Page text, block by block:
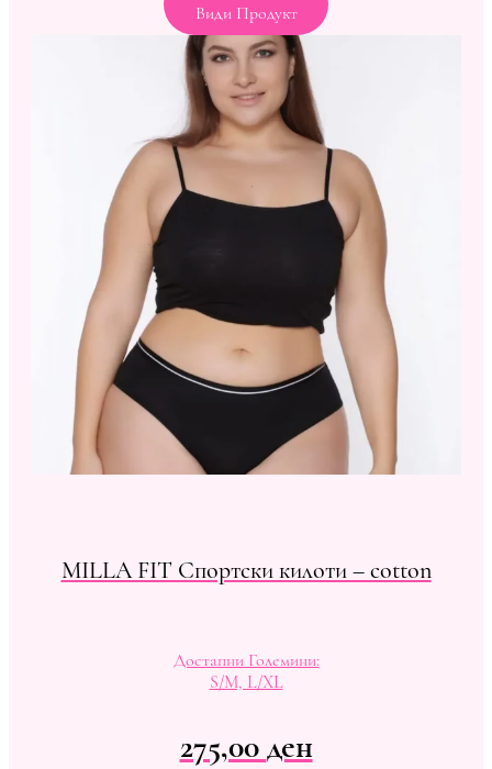
Види Продукт
MILLA FIT Спортски килоти – cotton
Достапни Големини:
S/M, L/XL
275,00ден